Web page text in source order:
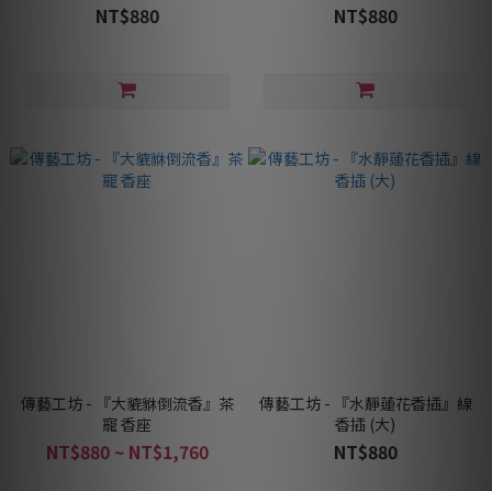
NT$880 NT$880
傳藝工坊 - 『大貔貅倒流香』茶
寵 香座
NT$880 ~ NT$1,760
傳藝工坊 - 『水靜蓮花香插』線
香插 (大)
NT$880